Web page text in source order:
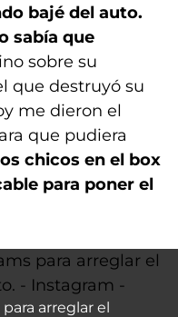
bajé del auto.
sabía que
sobre su
que destruyó su
me dieron el
que pudiera
chicos en el box
para poner el
arreglar el